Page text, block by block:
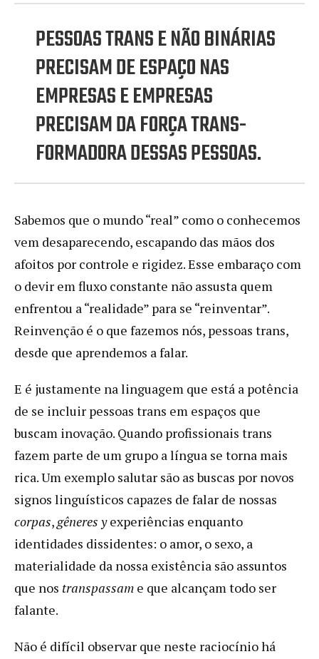
PESSOAS TRANS E NÃO BINÁRIAS
PRECISAM DE ESPAÇO NAS
EMPRESAS E EMPRESAS
PRECISAM DA FORÇA TRANS-
FORMADORA DESSAS PESSOAS.
Sabemos que o mundo “real” como o conhecemos
vem desaparecendo, escapando das mãos dos
afoitos por controle e rigidez. Esse embaraço com
o devir em fluxo constante não assusta quem
enfrentou a “realidade” para se “reinventar”.
Reinvenção é o que fazemos nós, pessoas trans,
desde que aprendemos a falar.
E é justamente na linguagem que está a potência
de se incluir pessoas trans em espaços que
buscam inovação. Quando profissionais trans
fazem parte de um grupo a língua se torna mais
rica. Um exemplo salutar são as buscas por novos
signos linguísticos capazes de falar de nossas
corpas,gêneres yexperiências enquanto
identidades dissidentes: o amor, o sexo, a
materialidade da nossa existência são assuntos
que nos transpassam e que alcançam todo ser
falante.
Não é difícil observar que neste raciocínio há